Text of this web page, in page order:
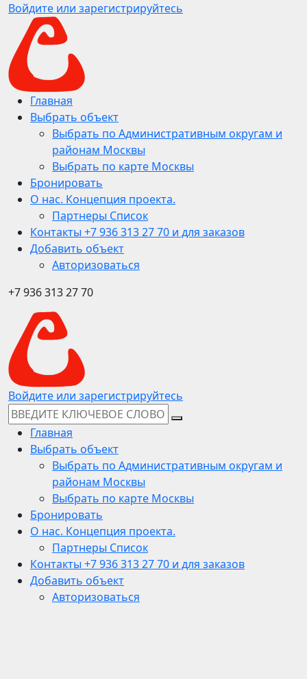
Войдите или зарегистрируйтесь
Главная
Выбрать объект
Выбрать по Административным округам и
районам Москвы
Выбрать по карте Москвы
Бронировать
О нас. Концепция проекта.
Партнеры Список
Контакты +7 936 313 27 70 и для заказов
Добавить объект
Авторизоваться
+7 936 313 27 70
Войдите или зарегистрируйтесь
Главная
Выбрать объект
Выбрать по Административным округам и
районам Москвы
Выбрать по карте Москвы
Бронировать
О нас. Концепция проекта.
Партнеры Список
Контакты +7 936 313 27 70 и для заказов
Добавить объект
Авторизоваться